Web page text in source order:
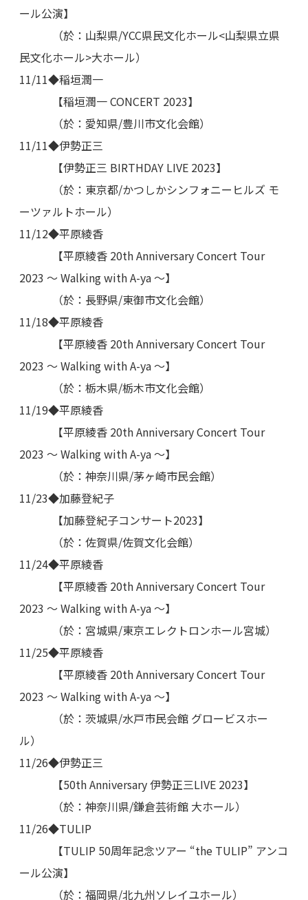
ール公演】
（於：山梨県/YCC県民文化ホール<山梨県立県
民文化ホール>大ホール）
11/11◆稲垣潤一
【稲垣潤一 CONCERT 2023】
（於：愛知県/豊川市文化会館）
11/11◆伊勢正三
【伊勢正三 BIRTHDAY LIVE 2023】
（於：東京都/かつしかシンフォニーヒルズ モ
ーツァルトホール）
11/12◆平原綾香
【平原綾香 20th Anniversary Concert Tour
2023 ～ Walking with A-ya ～】
（於：長野県/東御市文化会館）
11/18◆平原綾香
【平原綾香 20th Anniversary Concert Tour
2023 ～ Walking with A-ya ～】
（於：栃木県/栃木市文化会館）
11/19◆平原綾香
【平原綾香 20th Anniversary Concert Tour
2023 ～ Walking with A-ya ～】
（於：神奈川県/茅ヶ崎市民会館）
11/23◆加藤登紀子
【加藤登紀子コンサート2023】
（於：佐賀県/佐賀文化会館）
11/24◆平原綾香
【平原綾香 20th Anniversary Concert Tour
2023 ～ Walking with A-ya ～】
（於：宮城県/東京エレクトロンホール宮城）
11/25◆平原綾香
【平原綾香 20th Anniversary Concert Tour
2023 ～ Walking with A-ya ～】
（於：茨城県/水戸市民会館 グロービスホー
ル）
11/26◆伊勢正三
【50th Anniversary 伊勢正三LIVE 2023】
（於：神奈川県/鎌倉芸術館 大ホール）
11/26◆TULIP
【TULIP 50周年記念ツアー “the TULIP” アンコ
ール公演】
（於：福岡県/北九州ソレイユホール）